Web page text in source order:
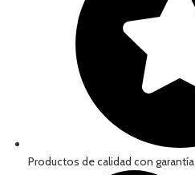
Productos de calidad con garantía